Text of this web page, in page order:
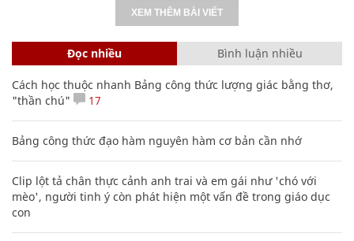
XEM THÊM BÀI VIẾT
Đọc nhiều Bình luận nhiều
Cách học thuộc nhanh Bảng công thức lượng giác bằng thơ,
"thần chú"
17
Bảng công thức đạo hàm nguyên hàm cơ bản cần nhớ
Clip lột tả chân thực cảnh anh trai và em gái như 'chó với
mèo', người tinh ý còn phát hiện một vấn đề trong giáo dục
con